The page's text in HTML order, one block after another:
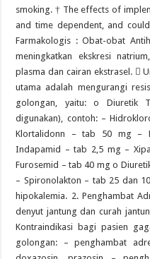
smoking. † The effects of
and time dependent, and
Farmakologis : Obat-obat
meningkatkan ekskresi
plasma dan cairan ekstrasel. 
utama adalah mengurangi
golongan, yaitu: o Diuretik
digunakan), contoh: –
Klortalidonn – tab 50 mg –
Indapamid – tab 2,5 mg –
Furosemid – tab 40 mg o
– Spironolakton – tab 25 dan
hipokalemia. 2. Penghambat
denyut jantung dan curah
Kontraindikasi bagi pasien
golongan: – penghambat